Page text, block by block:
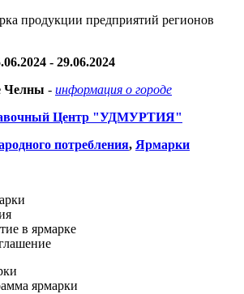
продукции предприятий регионов
- 29.06.2024
Челны - информация о городе
Центр "УДМУРТИЯ"
потребления, Ярмарки
в ярмарке
ярмарки